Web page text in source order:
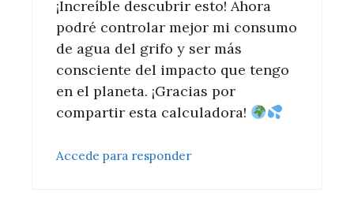
¡Increíble descubrir esto! Ahora
podré controlar mejor mi consumo
de agua del grifo y ser más
consciente del impacto que tengo
en el planeta. ¡Gracias por
compartir esta calculadora!
Accede para responder